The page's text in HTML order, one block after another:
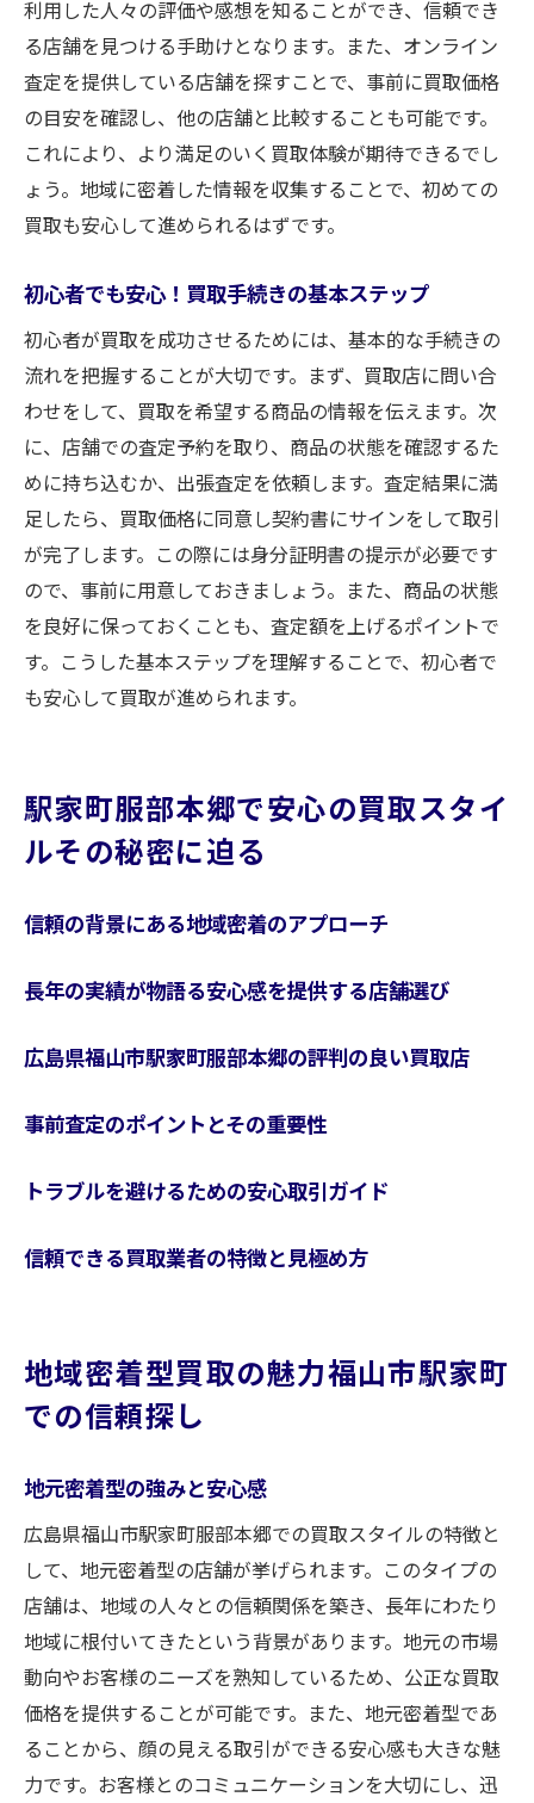
信頼性を重視した買取スタイルの選択基準
福山市で信頼できるスタイルの見極め方
信頼を得るための買取業者の選び方
買取スタイルの比較と信頼性の検証
広島県福山市で信頼を築く買取店の特徴
選ぶべき買取スタイルの信頼ポイント
利用した人々の評価や感想を知ることができ、信頼でき
る店舗を見つける手助けとなります。また、オンライン
査定を提供している店舗を探すことで、事前に買取価格
の目安を確認し、他の店舗と比較することも可能です。
これにより、より満足のいく買取体験が期待できるでし
ょう。地域に密着した情報を収集することで、初めての
買取も安心して進められるはずです。
初心者でも安心！買取手続きの基本ステップ
初心者が買取を成功させるためには、基本的な手続きの
流れを把握することが大切です。まず、買取店に問い合
わせをして、買取を希望する商品の情報を伝えます。次
に、店舗での査定予約を取り、商品の状態を確認するた
めに持ち込むか、出張査定を依頼します。査定結果に満
足したら、買取価格に同意し契約書にサインをして取引
が完了します。この際には身分証明書の提示が必要です
ので、事前に用意しておきましょう。また、商品の状態
を良好に保っておくことも、査定額を上げるポイントで
す。こうした基本ステップを理解することで、初心者で
も安心して買取が進められます。
駅家町服部本郷で安心の買取スタイ
ルその秘密に迫る
信頼の背景にある地域密着のアプローチ
長年の実績が物語る安心感を提供する店舗選び
広島県福山市駅家町服部本郷の評判の良い買取店
事前査定のポイントとその重要性
トラブルを避けるための安心取引ガイド
信頼できる買取業者の特徴と見極め方
地域密着型買取の魅力福山市駅家町
での信頼探し
地元密着型の強みと安心感
広島県福山市駅家町服部本郷での買取スタイルの特徴と
して、地元密着型の店舗が挙げられます。このタイプの
店舗は、地域の人々との信頼関係を築き、長年にわたり
地域に根付いてきたという背景があります。地元の市場
動向やお客様のニーズを熟知しているため、公正な買取
価格を提供することが可能です。また、地元密着型であ
ることから、顔の見える取引ができる安心感も大きな魅
力です。お客様とのコミュニケーションを大切にし、迅